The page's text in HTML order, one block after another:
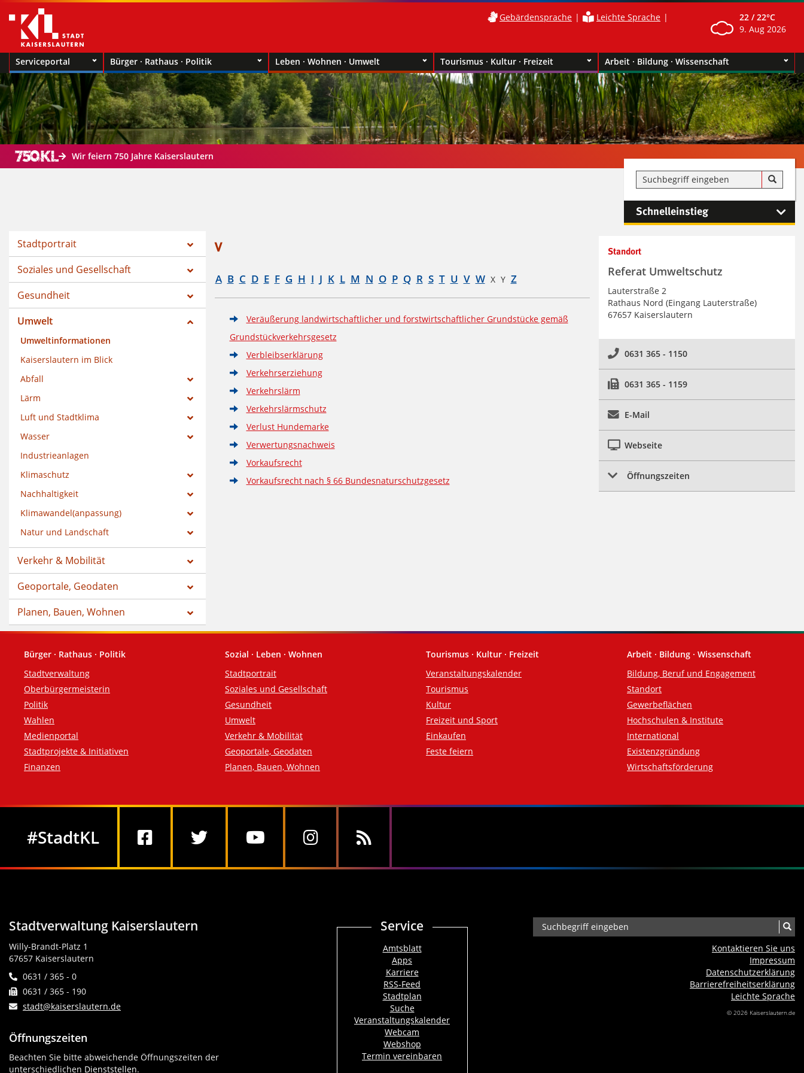
Gebärdensprache Leichte Sprache 22 / 22°C
9. Aug 2026
Serviceportal Bürger · Rathaus · Politik Leben · Wohnen · Umwelt Tourismus · Kultur · Freizeit Arbeit · Bildung · Wissenschaft
Wir feiern 750 Jahre Kaiserslautern
Schnelleinstieg
Stadtportrait
Soziales und Gesellschaft
Gesundheit
Umwelt
Umweltinformationen
Kaiserslautern im Blick
Abfall
Lärm
Luft und Stadtklima
Wasser
Industrieanlagen
Klimaschutz
Nachhaltigkeit
Klimawandel(anpassung)
Natur und Landschaft
Verkehr & Mobilität
Geoportale, Geodaten
Planen, Bauen, Wohnen
V
A B C D E F G H I J K L M N O P Q R S T U V W X Y Z
Veräußerung landwirtschaftlicher und forstwirtschaftlicher Grundstücke gemäß
Grundstückverkehrsgesetz
Verbleibserklärung
Verkehrserziehung
Verkehrslärm
Verkehrslärmschutz
Verlust Hundemarke
Verwertungsnachweis
Vorkaufsrecht
Vorkaufsrecht nach § 66 Bundesnaturschutzgesetz
Kontaktinformationen und
Weiterführendes
Standort
Referat Umweltschutz
Lauterstraße 2
Rathaus Nord (Eingang Lauterstraße)
67657 Kaiserslautern
0631 365 - 1150
0631 365 - 1159
E-Mail
Webseite
Öffnungszeiten
Fußzeile
Bürger · Rathaus · Politik
Stadtverwaltung
Oberbürgermeisterin
Politik
Wahlen
Medienportal
Stadtprojekte & Initiativen
Finanzen
Sozial · Leben · Wohnen
Stadtportrait
Soziales und Gesellschaft
Gesundheit
Umwelt
Verkehr & Mobilität
Geoportale, Geodaten
Planen, Bauen, Wohnen
Tourismus · Kultur · Freizeit
Veranstaltungskalender
Tourismus
Kultur
Freizeit und Sport
Einkaufen
Feste feiern
Arbeit · Bildung · Wissenschaft
Bildung, Beruf und Engagement
Standort
Gewerbeflächen
Hochschulen & Institute
International
Existenzgründung
Wirtschaftsförderung
#StadtKL
Stadtverwaltung Kaiserslautern
Willy-Brandt-Platz 1
67657 Kaiserslautern
0631 / 365 - 0
0631 / 365 - 190
stadt@kaiserslautern.de
Öffnungszeiten
Beachten Sie bitte abweichende Öffnungszeiten der
unterschiedlichen Dienststellen.
Service
Amtsblatt
Apps
Karriere
RSS-Feed
Stadtplan
Suche
Veranstaltungskalender
Webcam
Webshop
Termin vereinbaren
Kontaktieren Sie uns
Impressum
Datenschutzerklärung
Barrierefreiheits­erklärung
Leichte Sprache
© 2026 Kaiserslautern.de